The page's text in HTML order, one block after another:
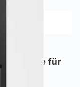
Akzente für